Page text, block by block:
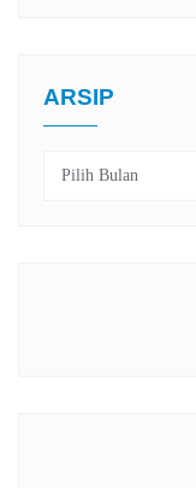
ARSIP
Arsip